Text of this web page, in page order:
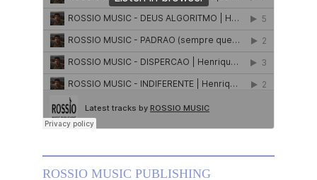
ROSSIO MUSIC PUBLISHING